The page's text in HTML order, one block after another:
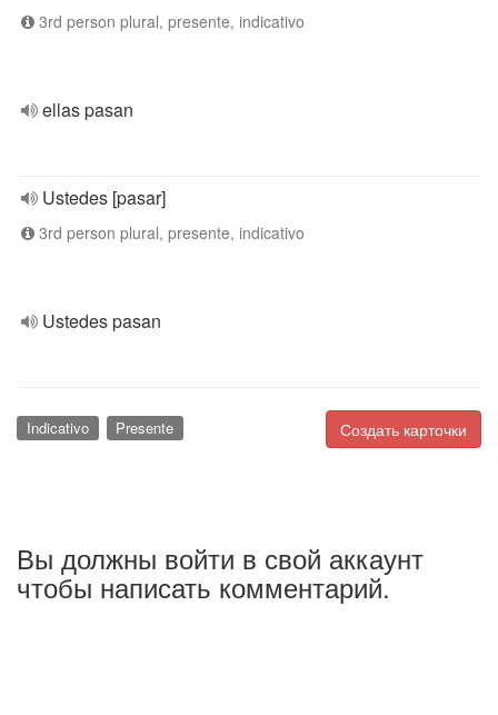
3rd person plural, presente, indicativo
ellas pasan
Ustedes [pasar]
3rd person plural, presente, indicativo
Ustedes pasan
Создать карточки
Indicativo Presente
Вы должны войти в свой аккаунт
чтобы написать комментарий.